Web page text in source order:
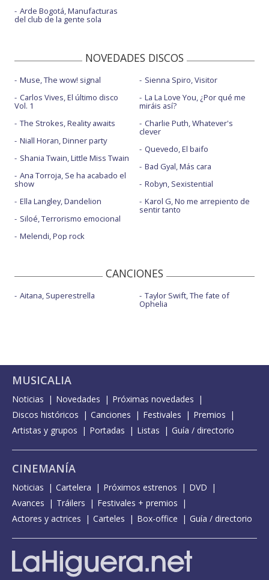
Arde Bogotá, Manufacturas
del club de la gente sola
NOVEDADES DISCOS
Muse, The wow! signal
Carlos Vives, El último disco
Vol. 1
The Strokes, Reality awaits
Niall Horan, Dinner party
Shania Twain, Little Miss Twain
Ana Torroja, Se ha acabado el
show
Ella Langley, Dandelion
Siloé, Terrorismo emocional
Melendi, Pop rock
Sienna Spiro, Visitor
La La Love You, ¿Por qué me
miráis así?
Charlie Puth, Whatever's
clever
Quevedo, El baifo
Bad Gyal, Más cara
Robyn, Sexistential
Karol G, No me arrepiento de
sentir tanto
CANCIONES
Aitana, Superestrella Taylor Swift, The fate of
Ophelia
MUSICALIA
Noticias Novedades
Próximas novedades
Discos históricos
Canciones Festivales
Premios
Artistas y grupos
Portadas Listas Guía / directorio
CINEMANÍA
Noticias Cartelera Próximos estrenos
DVD
Avances
Tráilers
Festivales + premios
Actores y actrices
Carteles Box-office Guía / directorio